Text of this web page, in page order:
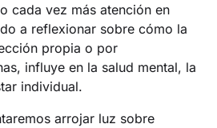
cada vez más atención en
a reflexionar sobre cómo la
propia o por
influye en la salud mental, la
individual.
arrojar luz sobre